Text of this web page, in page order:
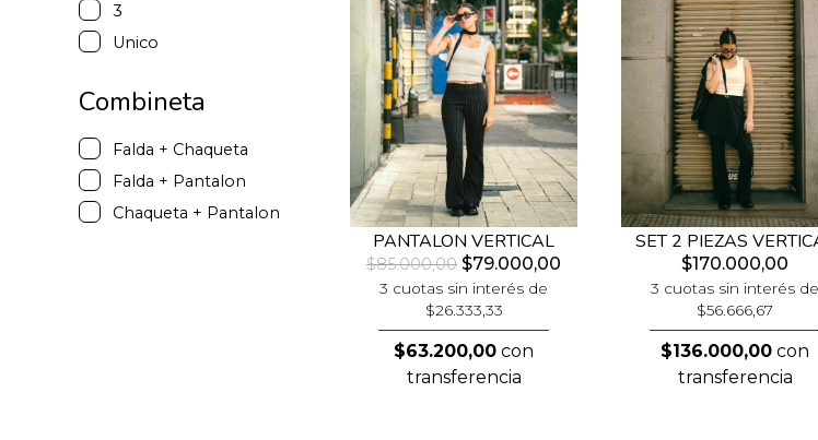
3
Unico
Combineta
Falda + Chaqueta
Falda + Pantalon
Chaqueta + Pantalon
PANTALON VERTICAL
$85.000,00 $79.000,00
3 cuotas sin interés de
$26.333,33
$63.200,00 con
transferencia
SET 2 PIEZAS
$170.000,00
3 cuotas sin interés de
$56.666,67
$136.000,00 con
transferencia